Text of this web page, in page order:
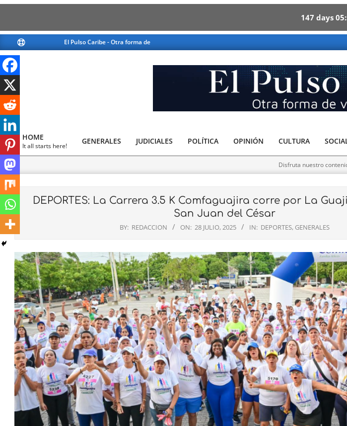
147 days 05
to
content
El Pulso Caribe - Otra forma de ver la noticia
El
Caribe
Primary
Navigation
Menu
HOME
It all starts here!
GENERALES JUDICIALES POLÍTICA OPINIÓN CULTURA
Disfruta nuestro
DEPORTES: La Carrera 3.5 K Comfaguajira corre por La
San Juan del César
BY: REDACCION ON: 28 JULIO, 2025 IN: DEPORTES, GENERALES